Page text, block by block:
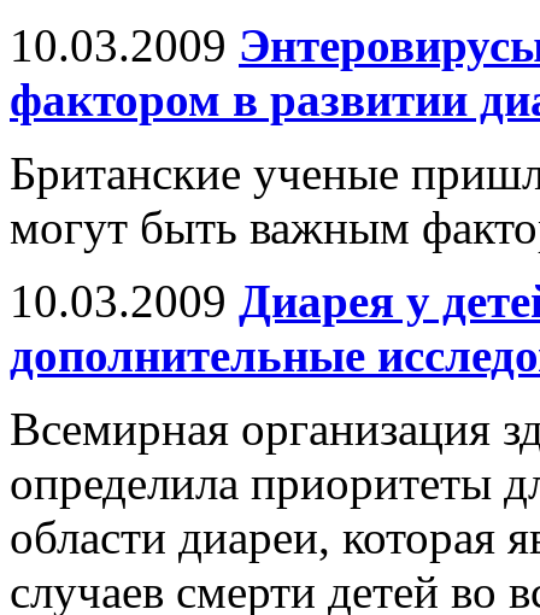
10.03.2009
фактором в развитии
Британские ученые
могут быть важным
10.03.2009 Диарея у
дополнительные
Всемирная организация
определила приоритеты
области диареи, которая
случаев смерти детей во